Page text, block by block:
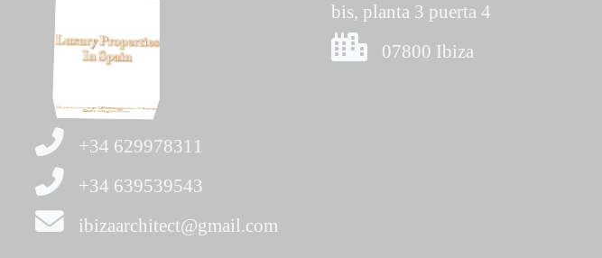
+34 629978311
+34 639539543
ibizaarchitect@gmail.com
bis, planta 3 puerta 4
07800 Ibiza